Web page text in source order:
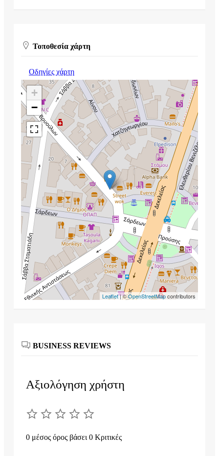
Τοποθεσία χάρτη
Οδηγίες χάρτη
+
−
Leaflet| ©OpenStreetMapcontributors
BUSINESS REVIEWS
Αξιολόγηση χρήστη
0 μέσος όρος βάσει 0 Κριτικές